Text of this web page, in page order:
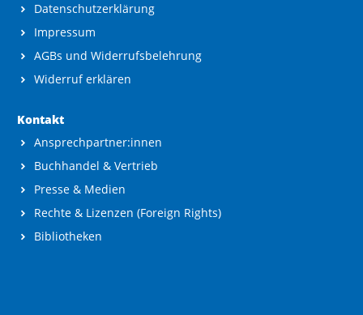
Datenschutzerklärung
Impressum
AGBs und Widerrufsbelehrung
Widerruf erklären
Kontakt
Ansprechpartner:innen
Buchhandel & Vertrieb
Presse & Medien
Rechte & Lizenzen (Foreign Rights)
Bibliotheken